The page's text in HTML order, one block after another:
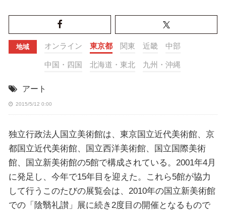
地域 オンライン 東京都 関東 近畿 中部
中国・四国 北海道・東北 九州・沖縄
アート
2015/5/12 0:00
独立行政法人国立美術館は、東京国立近代美術館、京
都国立近代美術館、国立西洋美術館、国立国際美術
館、国立新美術館の5館で構成されている。2001年4月
に発足し、今年で15年目を迎えた。これら5館が協力
して行うこのたびの展覧会は、2010年の国立新美術館
での「陰翳礼讃」展に続き2度目の開催となるもので